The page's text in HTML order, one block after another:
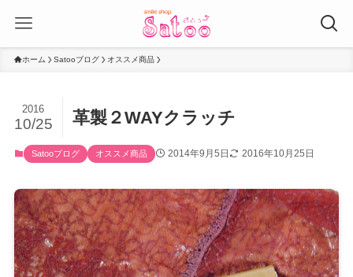
ホーム Satooブログ オススメ商品
革製２WAYクラッチ
2016
10/25
Satooブログ オススメ商品 2014年9月5日 2016年10月25日